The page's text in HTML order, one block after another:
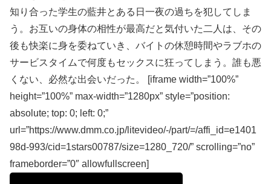
知り合った学生の藍井とある日一夜の過ちを犯してしま
う。お互いの身体の相性が最高だと気付いた二人は、その
後も快楽に身を委ねていき、バイトの休憩時間やラブホの
サービスタイムで何度もセックスに狂ってしまう。誰も悪
くない、必然な出会いだった。 [iframe width=”100%”
height=”100%” max-width=”1280px” style=”position:
absolute; top: 0; left: 0;”
url=”https://www.dmm.co.jp/litevideo/-/part/=/affi_id=e1401
98d-993/cid=1stars00787/size=1280_720/” scrolling=”no”
frameborder=”0″ allowfullscreen]